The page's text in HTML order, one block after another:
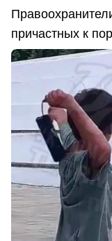
причастных к